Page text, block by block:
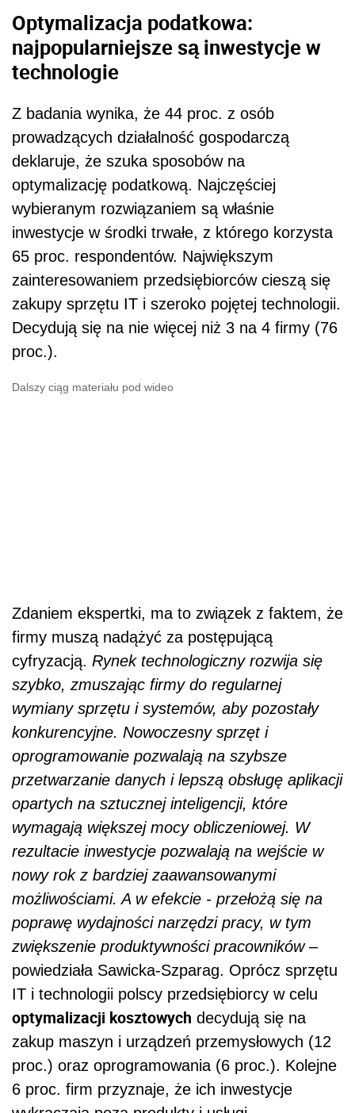
Optymalizacja podatkowa:
najpopularniejsze są inwestycje w
technologie
Z badania wynika, że 44 proc. z osób
prowadzących działalność gospodarczą
deklaruje, że szuka sposobów na
optymalizację podatkową. Najczęściej
wybieranym rozwiązaniem są właśnie
inwestycje w środki trwałe, z którego korzysta
65 proc. respondentów. Największym
zainteresowaniem przedsiębiorców cieszą się
zakupy sprzętu IT i szeroko pojętej technologii.
Decydują się na nie więcej niż 3 na 4 firmy (76
proc.).
Dalszy ciąg materiału pod wideo
Zdaniem ekspertki, ma to związek z faktem, że
firmy muszą nadążyć za postępującą
cyfryzacją. Rynek technologiczny rozwija się
szybko, zmuszając firmy do regularnej
wymiany sprzętu i systemów, aby pozostały
konkurencyjne. Nowoczesny sprzęt i
oprogramowanie pozwalają na szybsze
przetwarzanie danych i lepszą obsługę aplikacji
opartych na sztucznej inteligencji, które
wymagają większej mocy obliczeniowej. W
rezultacie inwestycje pozwalają na wejście w
nowy rok z bardziej zaawansowanymi
możliwościami. A w efekcie - przełożą się na
poprawę wydajności narzędzi pracy, w tym
zwiększenie produktywności pracowników–
powiedziała Sawicka-Szparag. Oprócz sprzętu
IT i technologii polscy przedsiębiorcy w celu
optymalizacji kosztowych decydują się na
zakup maszyn i urządzeń przemysłowych (12
proc.) oraz oprogramowania (6 proc.). Kolejne
6 proc. firm przyznaje, że ich inwestycje